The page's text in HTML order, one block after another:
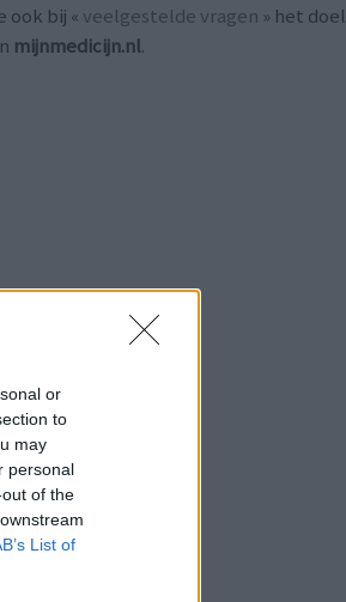
or
to
may
personal
of the
List of
ook bij « veelgestelde vragen » het doel
mijnmedicijn.nl.